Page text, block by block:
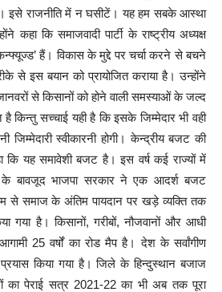
इसे राजनीति में न घसीटें। यह हम सबके आस्था
कहा कि समाजवादी पार्टी के राष्ट्रीय अध्यक्ष
हैं। विकास के मुद्दे पर चर्चा करने से बचने
से इस बयान को प्रायोजित कराया है। उन्होंने
से किसानों को होने वाली समस्याओं के जल्द
किन्तु सच्चाई यही है कि इसके जिम्मेदार भी वही
स्वीकारनी होगी। केन्द्रीय बजट की
कि यह समावेशी बजट है। इस वर्ष कई राज्यों में
के बावजूद भाजपा सरकार ने एक आदर्श बजट
से समाज के अंतिम पायदान पर खड़े व्यक्ति तक
गया है। किसानों, गरीबों, नौजवानों और आधी
25 वर्षों का रोड मैप है। देश के सर्वांगीण
किया गया है। जिले के हिन्दुस्थान बजाज
का पेराई सत्र 2021-22 का भी अब तक पूरा